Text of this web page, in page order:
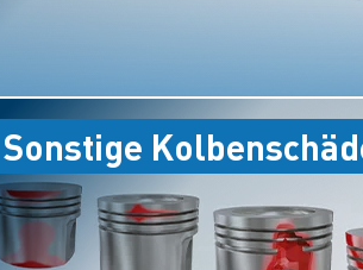
Sonstige